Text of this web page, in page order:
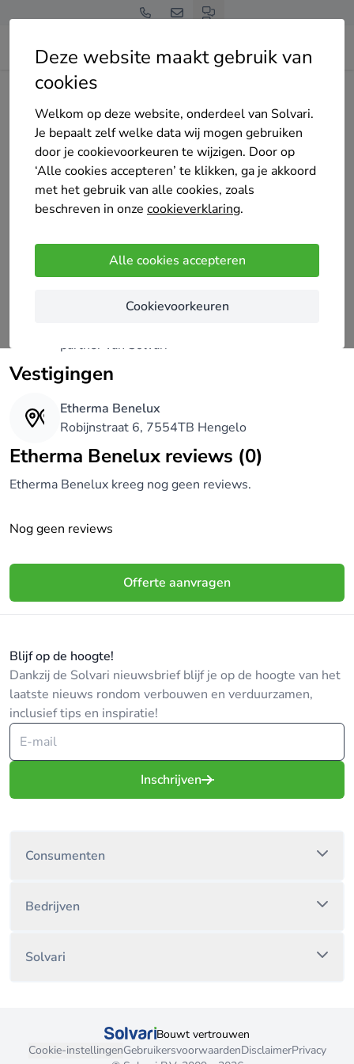
Deze website maakt gebruik van
cookies
Welkom op deze website, onderdeel van Solvari.
Je bepaalt zelf welke data wij mogen gebruiken
door je cookievoorkeuren te wijzigen. Door op
‘Alle cookies accepteren’ te klikken, ga je akkoord
met het gebruik van alle cookies, zoals
beschreven in onze cookieverklaring.
Alle cookies accepteren
Cookievoorkeuren
Home Bedrijven overzicht
Etherma Benelux
partner van Solvari
Vestigingen
Etherma Benelux
Robijnstraat 6, 7554TB Hengelo
Etherma Benelux reviews (0)
Etherma Benelux kreeg nog geen reviews.
Nog geen reviews
Offerte aanvragen
Blijf op de hoogte!
Dankzij de Solvari nieuwsbrief blijf je op de hoogte van het
laatste nieuws rondom verbouwen en verduurzamen,
inclusief tips en inspiratie!
Inschrijven
Consumenten
Bedrijven
Solvari
Bouwt vertrouwen
Cookie-instellingenGebruikersvoorwaardenDisclaimerPrivacy